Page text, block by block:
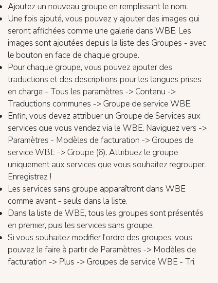
Ajoutez un nouveau groupe en remplissant le nom.
Une fois ajouté, vous pouvez y ajouter des images qui
seront affichées comme une galerie dans WBE. Les
images sont ajoutées depuis la liste des Groupes - avec
le bouton en face de chaque groupe.
Pour chaque groupe, vous pouvez ajouter des
traductions et des descriptions pour les langues prises
en charge - Tous les paramètres -> Contenu ->
Traductions communes -> Groupe de service WBE.
Enfin, vous devez attribuer un Groupe de Services aux
services que vous vendez via le WBE. Naviguez vers ->
Paramètres - Modèles de facturation -> Groupes de
service WBE -> Groupe (6). Attribuez le groupe
uniquement aux services que vous souhaitez regrouper.
Enregistrez !
Les services sans groupe apparaîtront dans WBE
comme avant - seuls dans la liste.
Dans la liste de WBE, tous les groupes sont présentés
en premier, puis les services sans groupe.
Si vous souhaitez modifier l'ordre des groupes, vous
pouvez le faire à partir de Paramètres -> Modèles de
facturation -> Plus -> Groupes de service WBE - Tri.